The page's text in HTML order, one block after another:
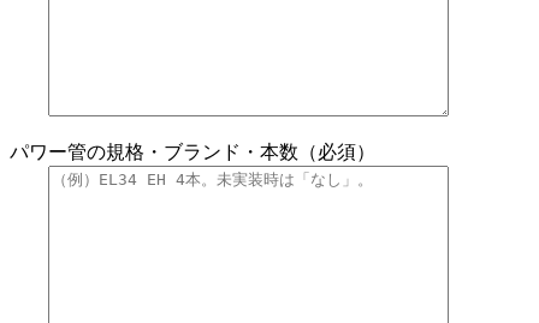
パワー管の規格・ブランド・本数（必須）